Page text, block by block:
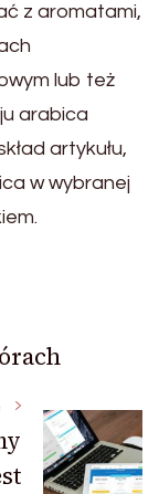
z aromatami,
lub też
arabica
artykułu,
w wybranej